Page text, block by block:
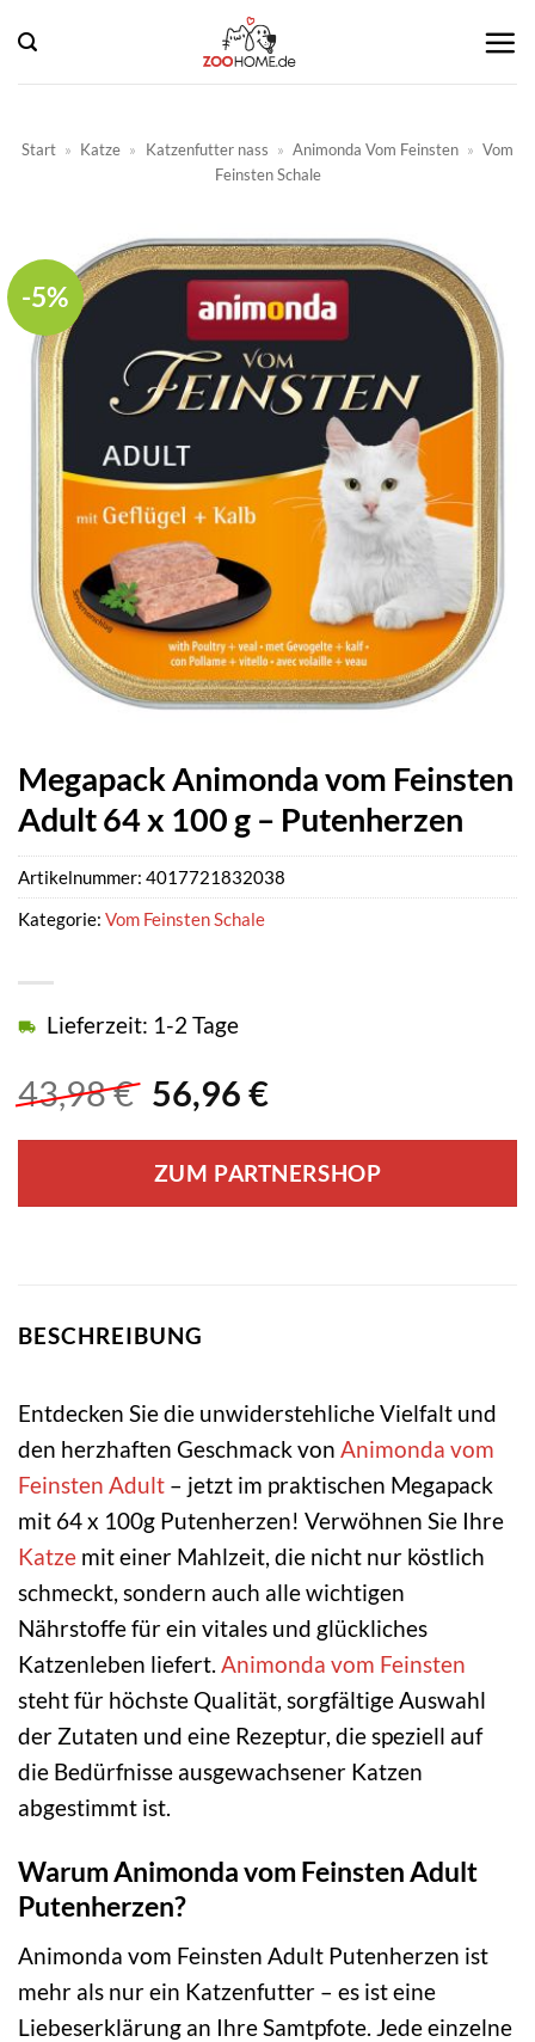
Inhalt
springen
Start » Katze » Katzenfutter nass » Animonda Vom Feinsten » Vom
Feinsten Schale
-5%
Megapack Animonda vom Feinsten
Adult 64 x 100 g – Putenherzen
43,98€ Ursprünglicher
war:
43,98 €
56,96 €Aktueller
ist:
56,96 €.
Lieferzeit: 1-2 Tage
ZUM PARTNERSHOP
Artikelnummer: 4017721832038
Kategorie: Vom Feinsten Schale
BESCHREIBUNG
Entdecken Sie die unwiderstehliche Vielfalt und
den herzhaften Geschmack von Animonda vom
Feinsten Adult – jetzt im praktischen Megapack
mit 64 x 100g Putenherzen! Verwöhnen Sie Ihre
Katze mit einer Mahlzeit, die nicht nur köstlich
schmeckt, sondern auch alle wichtigen
Nährstoffe für ein vitales und glückliches
Katzenleben liefert. Animonda vom Feinsten
steht für höchste Qualität, sorgfältige Auswahl
der Zutaten und eine Rezeptur, die speziell auf
die Bedürfnisse ausgewachsener Katzen
abgestimmt ist.
Warum Animonda vom Feinsten Adult
Putenherzen?
Animonda vom Feinsten Adult Putenherzen ist
mehr als nur ein Katzenfutter – es ist eine
Liebeserklärung an Ihre Samtpfote. Jede einzelne